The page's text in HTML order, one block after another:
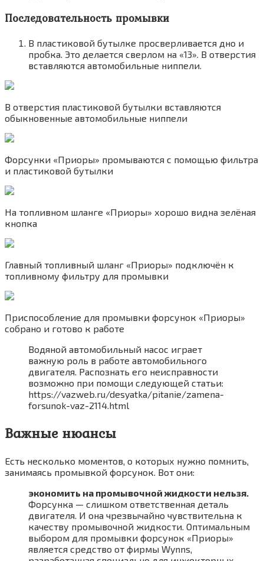
Последовательность промывки
В пластиковой бутылке просверливается дно и
пробка. Это делается сверлом на «13». В отверстия
вставляются автомобильные ниппели.
В отверстия пластиковой бутылки вставляются
обыкновенные автомобильные ниппели
Форсунки «Приоры» промываются с помощью фильтра
и пластиковой бутылки
На топливном шланге «Приоры» хорошо видна зелёная
кнопка
Главный топливный шланг «Приоры» подключён к
топливному фильтру для промывки
Приспособление для промывки форсунок «Приоры»
собрано и готово к работе
Водяной автомобильный насос играет
важную роль в работе автомобильного
двигателя. Распознать его неисправности
возможно при помощи следующей статьи:
https://vazweb.ru/desyatka/pitanie/zamena-
forsunok-vaz-2114.html
Важные нюансы
Есть несколько моментов, о которых нужно помнить,
занимаясь промывкой форсунок. Вот они:
экономить на промывочной жидкости нельзя.
Форсунка — слишком ответственная деталь
двигателя. И она чрезвычайно чувствительна к
качеству промывочной жидкости. Оптимальным
выбором для промывки форсунок «Приоры»
является средство от фирмы Wynns,